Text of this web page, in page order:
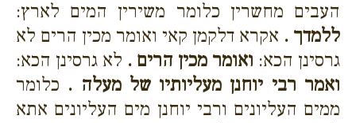
העבים מחשרין כלומר משירין המים לארץ:
ללמדך . אקרא דלקמן קאי ואומר מכין הרים לא
גרסינן הכא: ואומר מכין הרים . לא גרסינן הכא:
ואמר רבי יוחנן מעליותיו של מעלה . כלומר
ממים העליונים ורבי יוחנן מים העליונים אתא